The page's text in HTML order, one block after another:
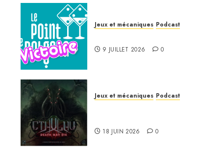
Jeux et mécaniques Podcast
9 JUILLET 2026 0
Jeux et mécaniques Podcast
18 JUIN 2026 0